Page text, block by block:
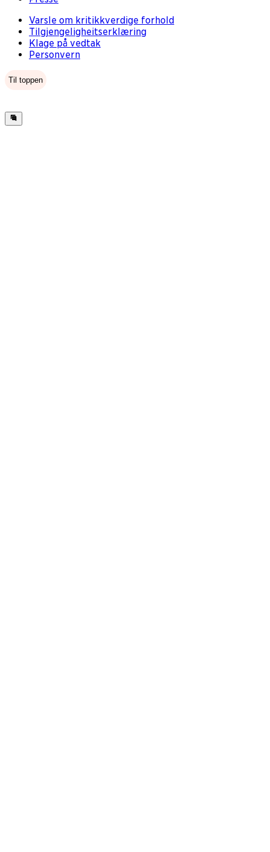
Varsle om kritikkverdige forhold
Tilgjengeligheitserklæring
Klage på vedtak
Personvern
Til toppen